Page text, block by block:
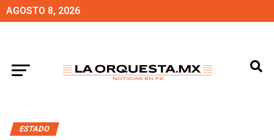
AGOSTO 8, 2026
ESTADO